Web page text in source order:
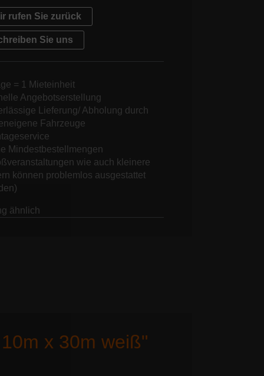
rufen Sie zurück
Sie uns
= 1 Mieteinheit
Angebotserstellung
Lieferung/ Abholung durch
Fahrzeuge
Mindestbestellmengen
wie auch kleinere
können problemlos ausgestattet
ähnlich
x 30m weiß"